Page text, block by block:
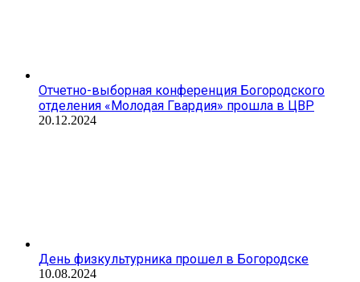
Отчетно-выборная конференция Богородского
отделения «Молодая Гвардия» прошла в ЦВР
20.12.2024
День физкультурника прошел в Богородске
10.08.2024